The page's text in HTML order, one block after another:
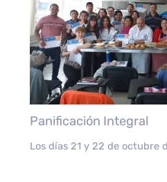
Panificación Integral
Los días 21 y 22 de octubre